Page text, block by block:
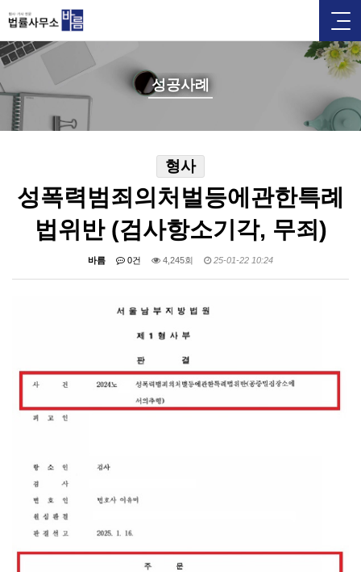
성공사례
형사
성폭력범죄의처벌등에관한특례
법위반 (검사항소기각, 무죄)
바름 0건 4,245회 25-01-22 10:24